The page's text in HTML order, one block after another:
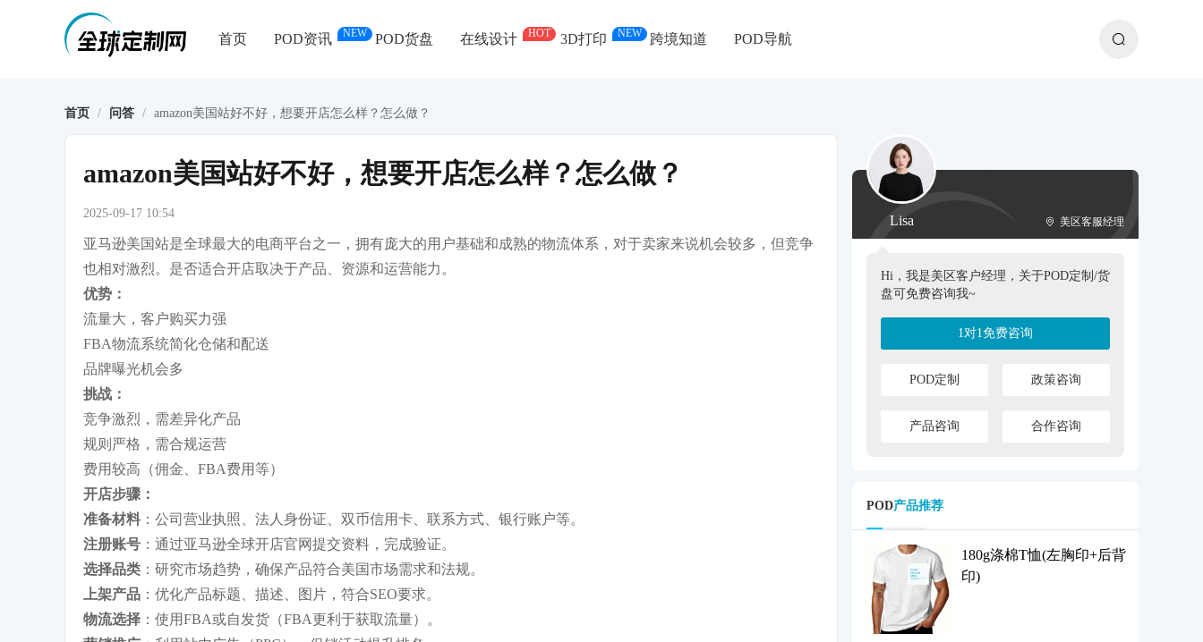
首页 POD资讯 NEW POD货盘 在线设计 HOT 3D打印 NEW 跨境知道 POD导航
首页 / 问答 / amazon美国站好不好，想要开店怎么样？怎么做？
amazon美国站好不好，想要开店怎么样？怎么做？
2025-09-17 10:54
亚马逊美国站是全球最大的电商平台之一，拥有庞大的用户基础和成熟的物流体系，对于卖家来说机会较多，但竞争
也相对激烈。是否适合开店取决于产品、资源和运营能力。
优势：
流量大，客户购买力强
FBA物流系统简化仓储和配送
品牌曝光机会多
挑战：
竞争激烈，需差异化产品
规则严格，需合规运营
费用较高（佣金、FBA费用等）
开店步骤：
准备材料 ：公司营业执照、法人身份证、双币信用卡、联系方式、银行账户等。
注册账号 ：通过亚马逊全球开店官网提交资料，完成验证。
选择品类 ：研究市场趋势，确保产品符合美国市场需求和法规。
上架产品 ：优化产品标题、描述、图片，符合SEO要求。
物流选择 ：使用FBA或自发货（FBA更利于获取流量）。
Lisa 美区客服经理
Hi，我是美区客户经理，关于POD定制/货
盘可免费咨询我~
1对1免费咨询
POD定制 政策咨询
产品咨询 合作咨询
POD产品推荐
180g涤棉T恤(左胸印+后背
印)